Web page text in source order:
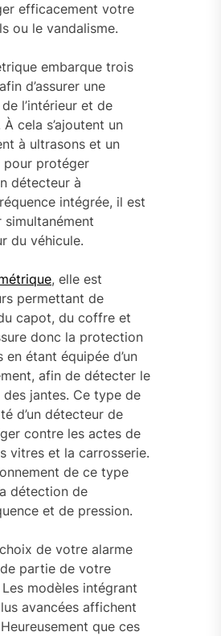
efficacement votre
ou le vandalisme.
embarque trois
d’assurer une
l’intérieur et de
cela s’ajoutent un
à ultrasons et un
pour protéger
détecteur à
intégrée, il est
simultanément
du véhicule.
, elle est
permettant de
capot, du coffre et
donc la protection
étant équipée d’un
afin de détecter le
jantes. Ce type de
d’un détecteur de
contre les actes de
vitres et la carrosserie.
de ce type
détection de
et de pression.
de votre alarme
partie de votre
modèles intégrant
avancées affichent
que ces